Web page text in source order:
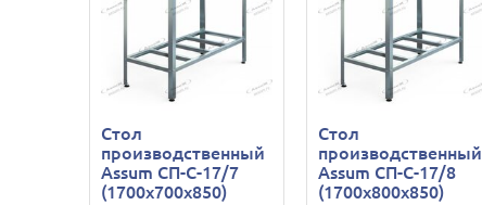
Стол
производственный
Assum СП-С-17/7
(1700х700х850)
Стол
производственный
Assum СП-С-17/8
(1700х800х850)